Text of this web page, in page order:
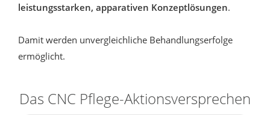
leistungsstarken, apparativen Konzeptlösungen.
Damit werden unvergleichliche Behandlungserfolge
ermöglicht.
Das CNC Pflege-Aktionsversprechen